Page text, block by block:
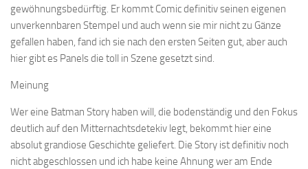
gewöhnungsbedürftig. Er kommt Comic definitiv seinen eigenen
unverkennbaren Stempel und auch wenn sie mir nicht zu Gänze
gefallen haben, fand ich sie nach den ersten Seiten gut, aber auch
hier gibt es Panels die toll in Szene gesetzt sind.
Meinung
Wer eine Batman Story haben will, die bodenständig und den Fokus
deutlich auf den Mitternachtsdetekiv legt, bekommt hier eine
absolut grandiose Geschichte geliefert. Die Story ist definitiv noch
nicht abgeschlossen und ich habe keine Ahnung wer am Ende